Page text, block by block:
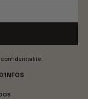
confidentialité.